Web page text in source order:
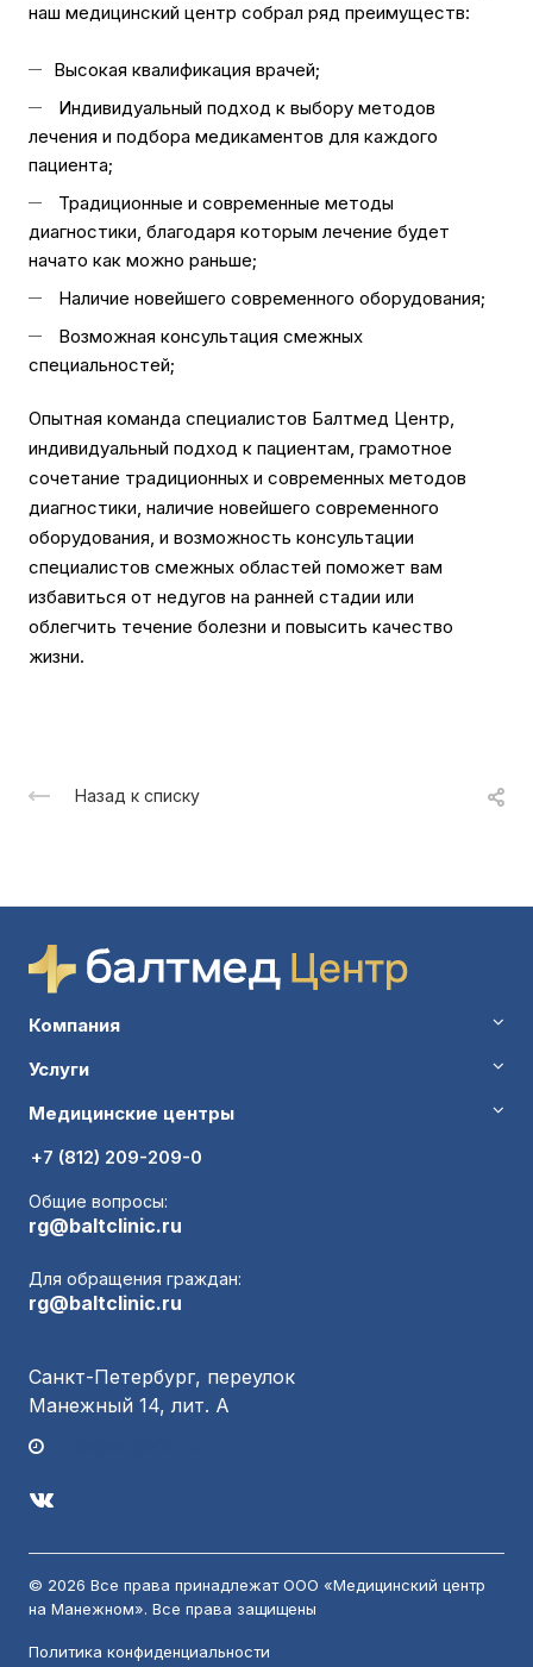
наш медицинский центр собрал ряд преимуществ:
Высокая квалификация врачей;
Индивидуальный подход к выбору методов
лечения и подбора медикаментов для каждого
пациента;
Традиционные и современные методы
диагностики, благодаря которым лечение будет
начато как можно раньше;
Наличие новейшего современного оборудования;
Возможная консультация смежных
специальностей;
Опытная команда специалистов Балтмед Центр,
индивидуальный подход к пациентам, грамотное
сочетание традиционных и современных методов
диагностики, наличие новейшего современного
оборудования, и возможность консультации
специалистов смежных областей поможет вам
избавиться от недугов на ранней стадии или
облегчить течение болезни и повысить качество
жизни.
Назад к списку
Компания
Услуги
Медицинские центры
+7 (812) 209-209-0
Общие вопросы:
rg@baltclinic.ru
Для обращения граждан:
rg@baltclinic.ru
Санкт-Петербург, переулок
Манежный 14, лит. А
© 2026 Все права принадлежат ООО «Медицинский центр
на Манежном». Все права защищены
Политика конфиденциальности